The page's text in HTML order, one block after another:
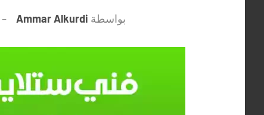
بواسطة Ammar Alkurdi